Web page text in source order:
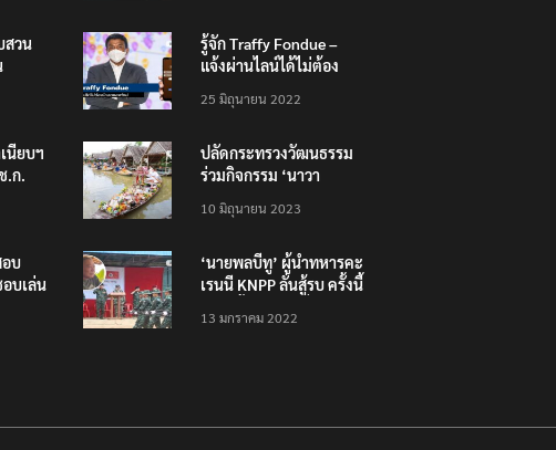
สวน
ตุ
นียบฯ
.ก.
อบ
บเล่น
รู้จัก Traffy Fondue –
แจ้งผ่านไลน์ได้ไม่ต้อง
ทั่วไทย ไม่ใช่แค่ในกรุง
25 มิถุนายน 2022
ปลัดกระทรวงวัฒนธรรม
ร่วมกิจกรรม ‘นาวา
ตักบาตรทางน้ำ
10 มิถุนายน 2023
‘นายพลบีทู’ ผู้นำทหารคะ
เรนนี KNPP ลั่นสู้รบ ครั้งนี้
ประชาชนต้องชนะ
13 มกราคม 2022